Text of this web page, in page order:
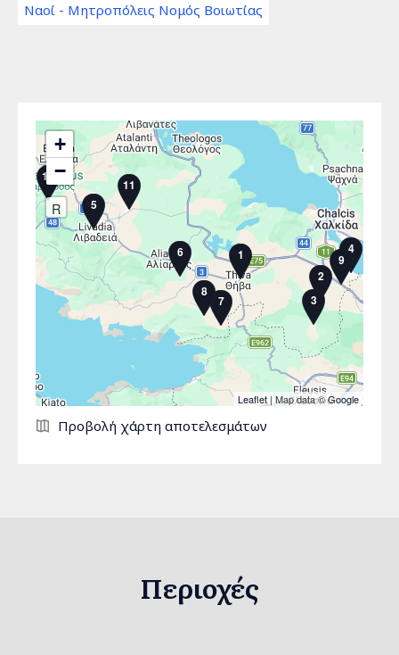
Ναοί - Μητροπόλεις Νομός Βοιωτίας
1
2
3
4
5
6
7
8
9
10
11
+
−
R
Leaflet | Map data ©Google
Σελίδες
Προβολή χάρτη αποτελεσμάτων
Περιοχές